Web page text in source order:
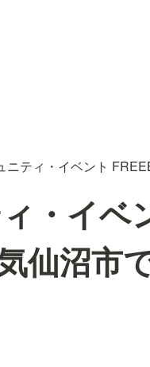
ニティ・イベント
・イベ
仙沼市